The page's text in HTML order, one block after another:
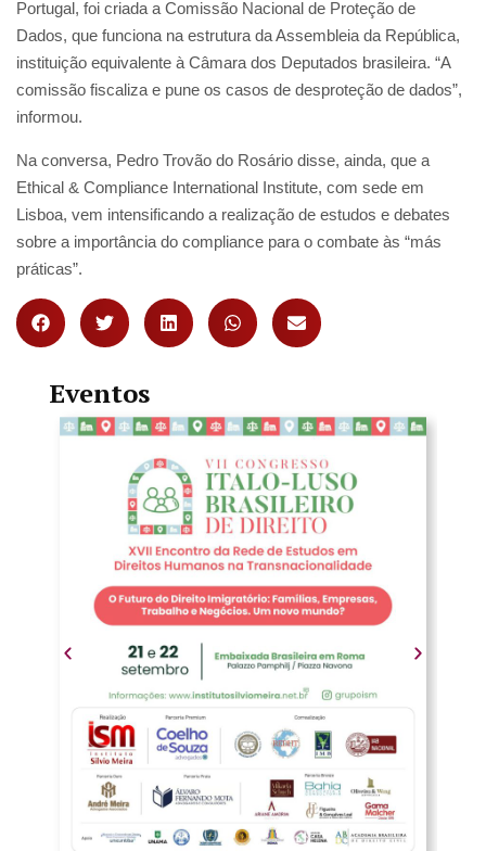
Portugal, foi criada a Comissão Nacional de Proteção de
Dados, que funciona na estrutura da Assembleia da República,
instituição equivalente à Câmara dos Deputados brasileira. “A
comissão fiscaliza e pune os casos de desproteção de dados”,
informou.
Na conversa, Pedro Trovão do Rosário disse, ainda, que a
Ethical & Compliance International Institute, com sede em
Lisboa, vem intensificando a realização de estudos e debates
sobre a importância do compliance para o combate às “más
práticas”.
Eventos